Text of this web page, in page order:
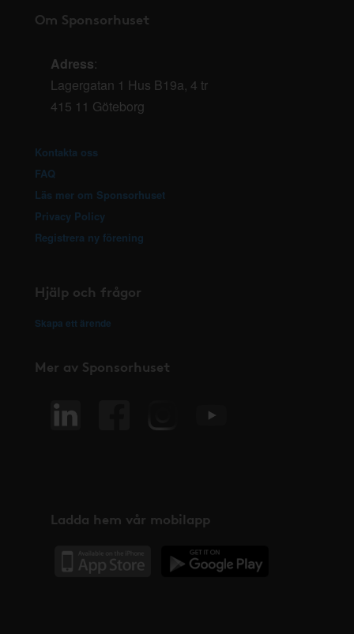
Om Sponsorhuset
Adress:
Lagergatan 1 Hus B19a, 4 tr
415 11 Göteborg
Kontakta oss
FAQ
Läs mer om Sponsorhuset
Privacy Policy
Registrera ny förening
Hjälp och frågor
Skapa ett ärende
Mer av Sponsorhuset
Ladda hem vår mobilapp